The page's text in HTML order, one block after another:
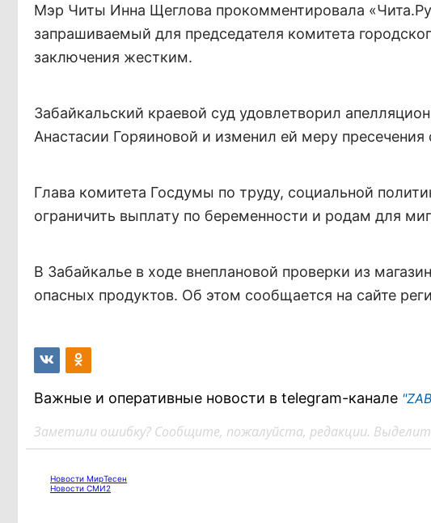
Мэр Читы Инна Щеглова прокомментировала
запрашиваемый для председателя комитета
заключения жестким.
Забайкальский краевой суд удовлетворил
Анастасии Горяиновой и изменил ей меру
Глава комитета Госдумы по труду, социальной
ограничить выплату по беременности и родам для
В Забайкалье в ходе внеплановой проверки из
опасных продуктов. Об этом сообщается на сайте
Важные и оперативные новости в telegram-канале
Заметили ошибку? Сообщите, пожалуйста, редакции.
Новости МирТесен
Новости СМИ2